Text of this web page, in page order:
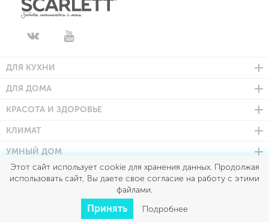
ДЛЯ КУХНИ
ДЛЯ ДОМА
КРАСОТА И ЗДОРОВЬЕ
КЛИМАТ
УМНЫЙ ДОМ
Scarlett © 2026
Политика конфиденциальности
Этот сайт использует cookie для хранения данных. Продолжая
использовать сайт, Вы даете свое согласие на работу с этими
файлами.
Принять Подробнее